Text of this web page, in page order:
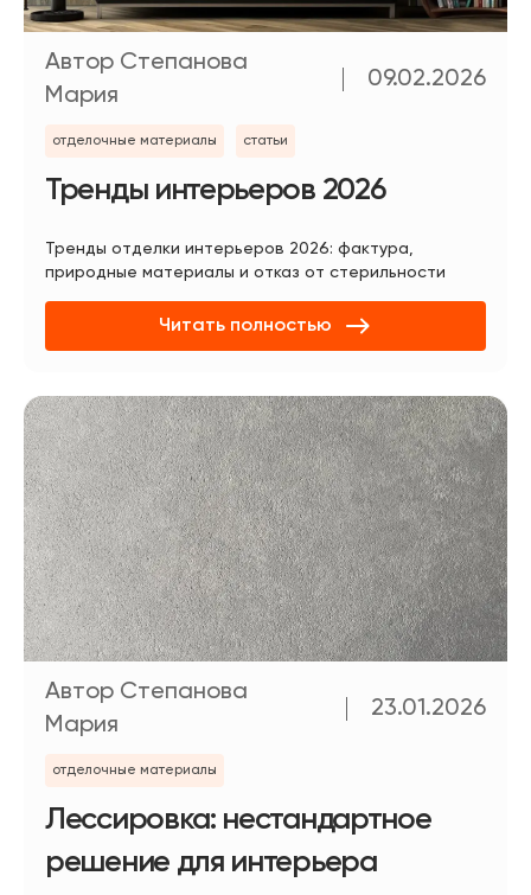
Автор Степанова
Мария
09.02.2026
отделочные материалы статьи
Тренды интерьеров 2026
Тренды отделки интерьеров 2026: фактура,
природные материалы и отказ от стерильности
Читать полностью
Автор Степанова
Мария
23.01.2026
отделочные материалы
Лессировка: нестандартное
решение для интерьера